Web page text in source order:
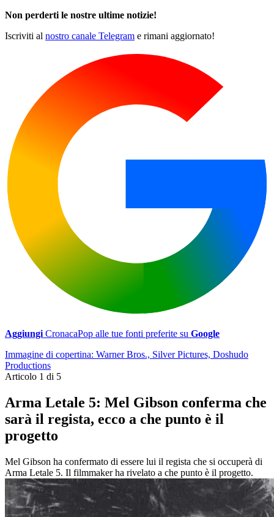
Non perderti le nostre ultime notizie!
Iscriviti al nostro canale Telegram e rimani aggiornato!
Aggiungi CronacaPop alle tue fonti preferite su Google
Immagine di copertina: Warner Bros., Silver Pictures, Doshudo
Productions
Articolo 1 di 5
Arma Letale 5: Mel Gibson conferma che
sarà il regista, ecco a che punto è il
progetto
Mel Gibson ha confermato di essere lui il regista che si occuperà di
Arma Letale 5. Il filmmaker ha rivelato a che punto è il progetto.